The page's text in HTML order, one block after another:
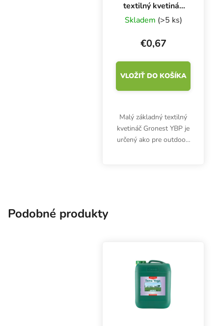
textilný kvetináč
9x9x11 cm
Skladem (>5 ks)
€0,67
VLOŽIŤ DO KOŠÍKA
Malý základný textilný
kvetináč Gronest YBP je
určený ako pre outdoor,
Podobné produkty